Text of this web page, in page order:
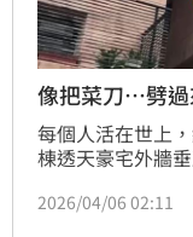
像把菜刀…劈過
每個人活在世上
棟透天豪宅外牆
建大樓牆面尖角
2026/04/06 02:11